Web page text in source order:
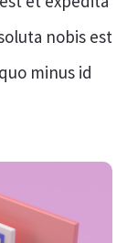
nobis est
minus id